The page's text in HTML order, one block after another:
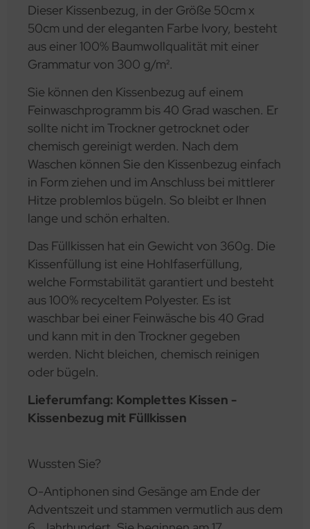
Dieser Kissenbezug, in der Größe 50cm x
50cm und der eleganten Farbe Ivory, besteht
aus einer 100% Baumwollqualität mit einer
Grammatur von 300 g/m².
Sie können den Kissenbezug auf einem
Feinwaschprogramm bis 40 Grad waschen. Er
sollte nicht im Trockner getrocknet oder
chemisch gereinigt werden. Nach dem
Waschen können Sie den Kissenbezug einfach
in Form ziehen und im Anschluss bei mittlerer
Hitze problemlos bügeln. So bleibt er Ihnen
lange und schön erhalten.
Das Füllkissen hat ein Gewicht von 360g. Die
Kissenfüllung ist eine Hohlfaserfüllung,
welche Formstabilität garantiert und besteht
aus 100% recyceltem Polyester. Es ist
waschbar bei einer Feinwäsche bis 40 Grad
und kann mit in den Trockner gegeben
werden. Nicht bleichen, chemisch reinigen
oder bügeln.
Lieferumfang: Komplettes Kissen -
Kissenbezug mit Füllkissen
Wussten Sie?
O-Antiphonen sind Gesänge am Ende der
Adventszeit und stammen vermutlich aus dem